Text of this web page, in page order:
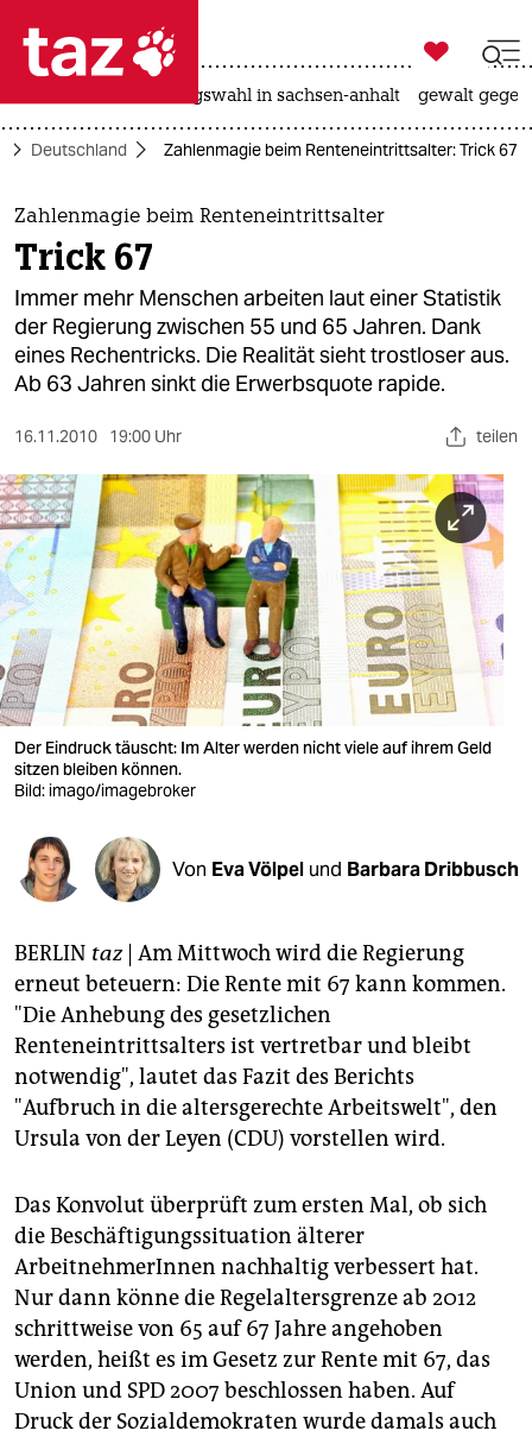
 taz zahl ich
taz zahl ich
themen
politik
öko
gesellschaft
kultur
sport
berlin
nord
wahrheit
verlag
verlag
veranstaltungen
shop
fragen & hilfe
abo
genossenschaft
epaper login

taz zahl ich
landtagswahl in sachsen-anhalt gewalt
Deutschland Zahlenmagie beim Renteneintrittsalter: Trick 67
Zahlenmagie beim Renteneintrittsalter
Trick 67
Immer mehr Menschen arbeiten laut einer Statistik
der Regierung zwischen 55 und 65 Jahren. Dank
eines Rechentricks. Die Realität sieht trostloser aus.
Ab 63 Jahren sinkt die Erwerbsquote rapide.
16.11.2010 19:00 Uhr teilen
Der Eindruck täuscht: Im Alter werden nicht viele auf ihrem Geld
sitzen bleiben können.
Bild: imago/imagebroker
Von Eva Völpel und Barbara Dribbusch
BERLIN taz| Am Mittwoch wird die Regierung
erneut beteuern: Die Rente mit 67 kann kommen.
"Die Anhebung des gesetzlichen
Renteneintrittsalters ist vertretbar und bleibt
notwendig", lautet das Fazit des Berichts
"Aufbruch in die altersgerechte Arbeitswelt", den
Ursula von der Leyen (CDU) vorstellen wird.
Das Konvolut überprüft zum ersten Mal, ob sich
die Beschäftigungssituation älterer
ArbeitnehmerInnen nachhaltig verbessert hat.
Nur dann könne die Regelaltersgrenze ab 2012
schrittweise von 65 auf 67 Jahre angehoben
werden, heißt es im Gesetz zur Rente mit 67, das
Union und SPD 2007 beschlossen haben. Auf
Druck der Sozialdemokraten wurde damals auch